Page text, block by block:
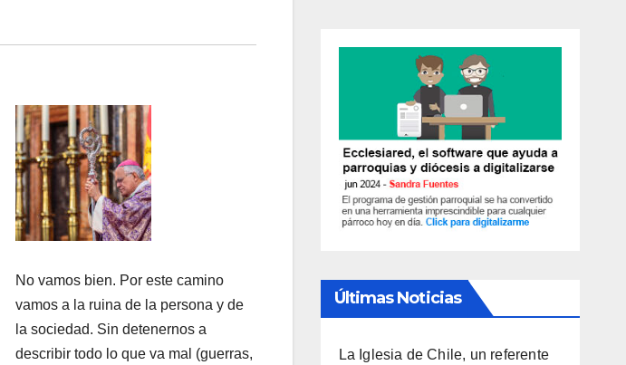
No vamos bien. Por este camino
vamos a la ruina de la persona y de
la sociedad. Sin detenernos a
describir todo lo que va mal (guerras,
Últimas Noticias
La Iglesia de Chile, un referente